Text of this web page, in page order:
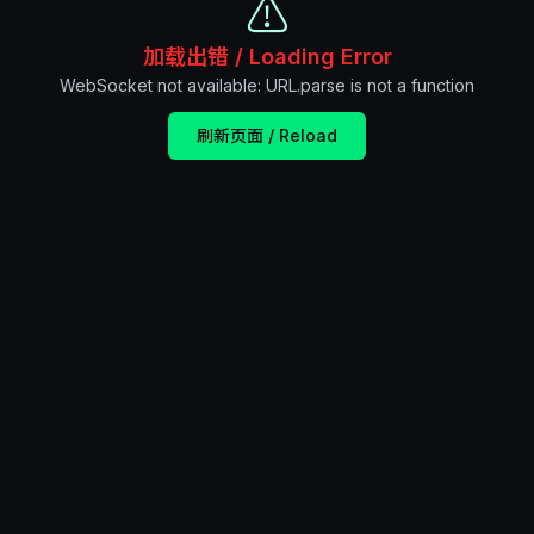
⚠️
加载出错 / Loading Error
WebSocket not available: URL.parse is not a function
刷新页面 / Reload